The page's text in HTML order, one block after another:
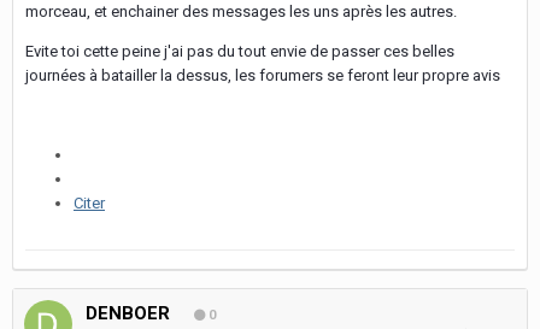
morceau, et enchainer des messages les uns après les autres.
Evite toi cette peine j'ai pas du tout envie de passer ces belles
journées à batailler la dessus, les forumers se feront leur propre avis
Citer
DENBOER 0